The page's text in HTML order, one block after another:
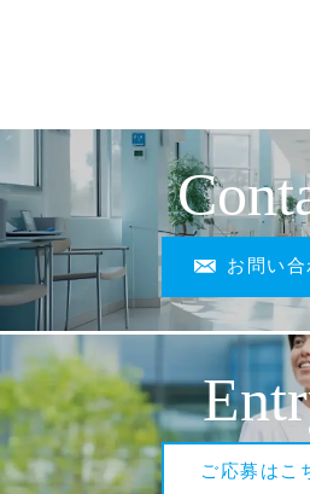
お問い合
ご応募はこ